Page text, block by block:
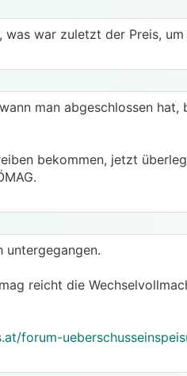
was war zuletzt der Preis,
man abgeschlossen
bekommen, jetzt
untergegangen.
reicht die
forum-